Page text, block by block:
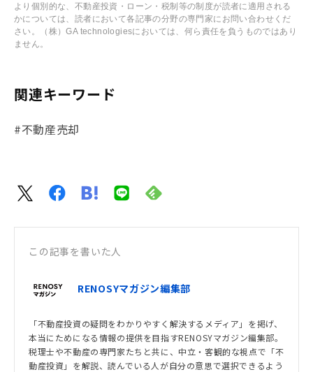
より個別的な、不動産投資・ローン・税制等の制度が読者に適用される
かについては、読者において各記事の分野の専門家にお問い合わせくだ
さい。（株）GA technologiesにおいては、何ら責任を負うものではあり
ません。
関連キーワード
#不動産売却
この記事を書いた人
RENOSYマガジン編集部
「不動産投資の疑問をわかりやすく解決するメディア」を掲げ、
本当にためになる情報の提供を目指すRENOSYマガジン編集部。
税理士や不動産の専門家たちと共に、中立・客観的な視点で「不
動産投資」を解説、読んでいる人が自分の意思で選択できるよう